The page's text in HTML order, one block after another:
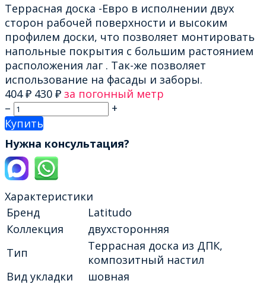
Террасная доска -Евро в исполнении двух
сторон рабочей поверхности и высоким
профилем доски, что позволяет монтировать
напольные покрытия с большим растоянием
расположения лаг . Так-же позволяет
использование на фасады и заборы.
404₽ 430 ₽ за погонный метр
–
+
Купить
Нужна консультация?
Характеристики
Бренд
Latitudo
Коллекция
двухсторонняя
Тип
Террасная доска из ДПК,
композитный настил
Вид укладки
шовная